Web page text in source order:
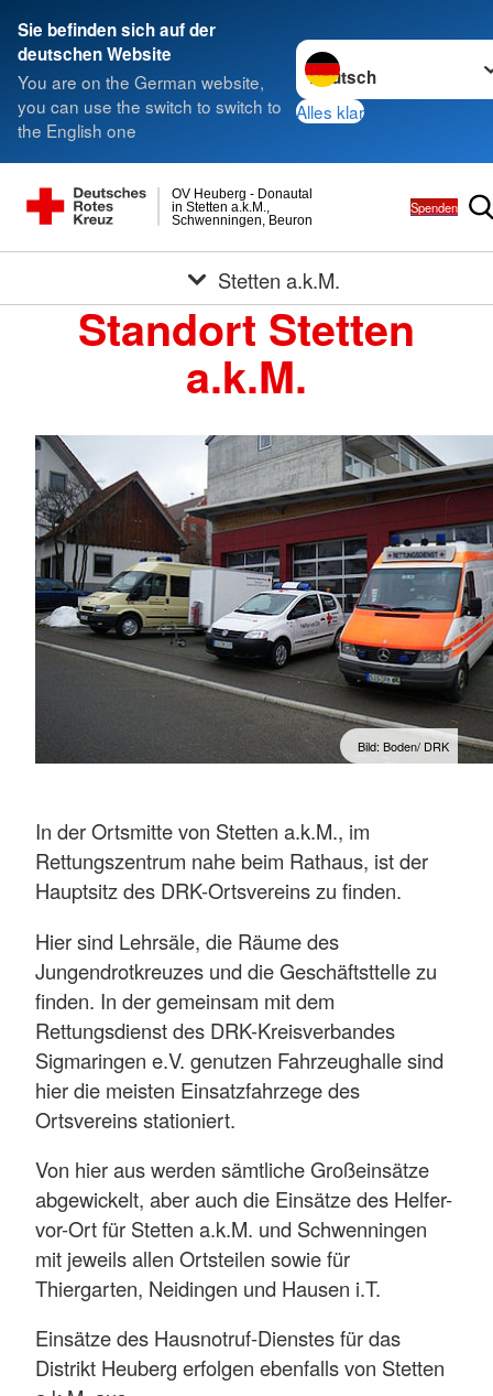
Sie befinden sich auf der
deutschen Website
You are on the German website,
you can use the switch to switch to
the English one
Sprache wechseln zu
Alles klar
Schwenningen, Beuron
in Stetten a.k.M.,
OV Heuberg - Donautal
Spenden
Stetten a.k.M.
Standort Stetten
a.k.M.
Bild: Boden/ DRK
In der Ortsmitte von Stetten a.k.M., im
Rettungszentrum nahe beim Rathaus, ist der
Hauptsitz des DRK-Ortsvereins zu finden.
Hier sind Lehrsäle, die Räume des
Jungendrotkreuzes und die Geschäftsttelle zu
finden. In der gemeinsam mit dem
Rettungsdienst des DRK-Kreisverbandes
Sigmaringen e.V. genutzen Fahrzeughalle sind
hier die meisten Einsatzfahrzege des
Ortsvereins stationiert.
Von hier aus werden sämtliche Großeinsätze
abgewickelt, aber auch die Einsätze des Helfer-
vor-Ort für Stetten a.k.M. und Schwenningen
mit jeweils allen Ortsteilen sowie für
Thiergarten, Neidingen und Hausen i.T.
Einsätze des Hausnotruf-Dienstes für das
Distrikt Heuberg erfolgen ebenfalls von Stetten